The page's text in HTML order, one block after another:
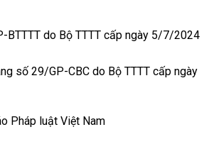
BTTTT do Bộ TTTT cấp ngày 5/7/2024
số 29/GP-CBC do Bộ TTTT cấp ngày
Pháp luật Việt Nam